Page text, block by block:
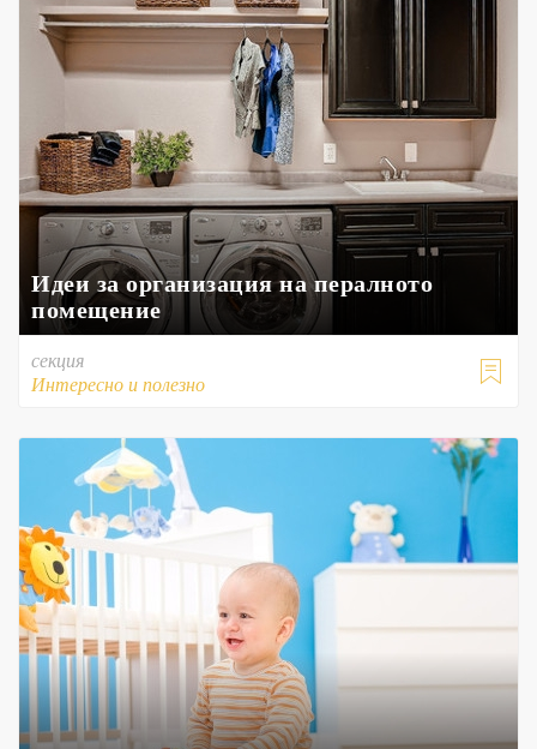
Идеи за организация на пералното
помещение

секция
Интересно и полезно